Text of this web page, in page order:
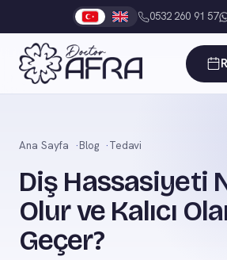
0532 260 91 57
Ana Sayfa Blog Tedavi
Diş Hassasiyeti
Olur ve Kalıcı
Geçer?